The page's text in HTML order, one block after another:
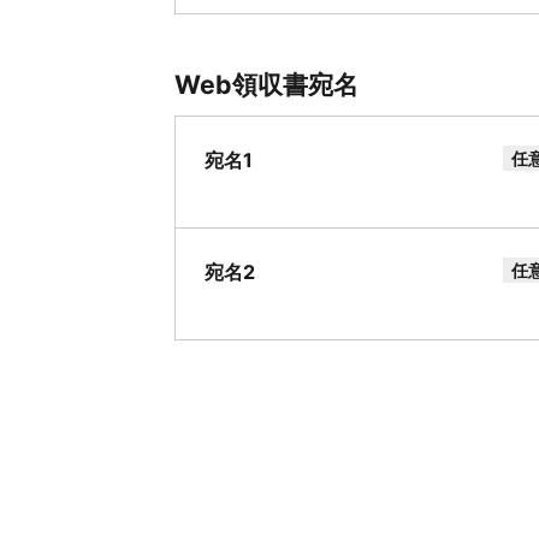
Web領収書宛名
宛名1 任
宛名2 任